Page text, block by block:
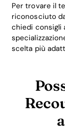
Per trovare il
riconosciuto
chiedi consigli
scelta più